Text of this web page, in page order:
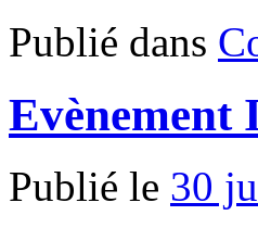
Publié dans
Evènement
Publié le 30